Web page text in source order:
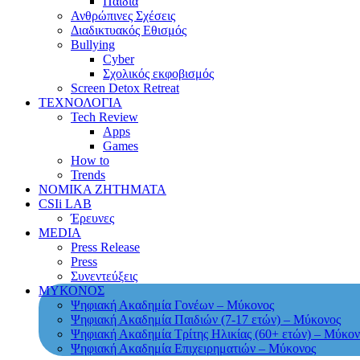
Ανθρώπινες Σχέσεις
Διαδικτυακός Εθισμός
Bullying
Cyber
Σχολικός εκφοβισμός
Screen Detox Retreat
ΤΕΧΝΟΛΟΓΙΑ
Tech Review
Apps
Games
How to
Trends
ΝΟΜΙΚΑ ΖΗΤΗΜΑΤΑ
CSIi LAB
Έρευνες
MEDIA
Press Release
Press
Συνεντεύξεις
ΜΥΚΟΝΟΣ
Ψηφιακή Ακαδημία Γονέων – Μύκονος
Ψηφιακή Ακαδημία Παιδιών (7-17 ετών) – Μύκονος
Ψηφιακή Ακαδημία Τρίτης Ηλικίας (60+ ετών) –
Ψηφιακή Ακαδημία Επιχειρηματιών – Μύκονος